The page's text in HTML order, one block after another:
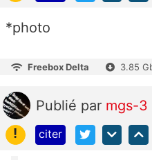
*photo
Freebox Delta 3.85
Publié par mgs-3
!
citer